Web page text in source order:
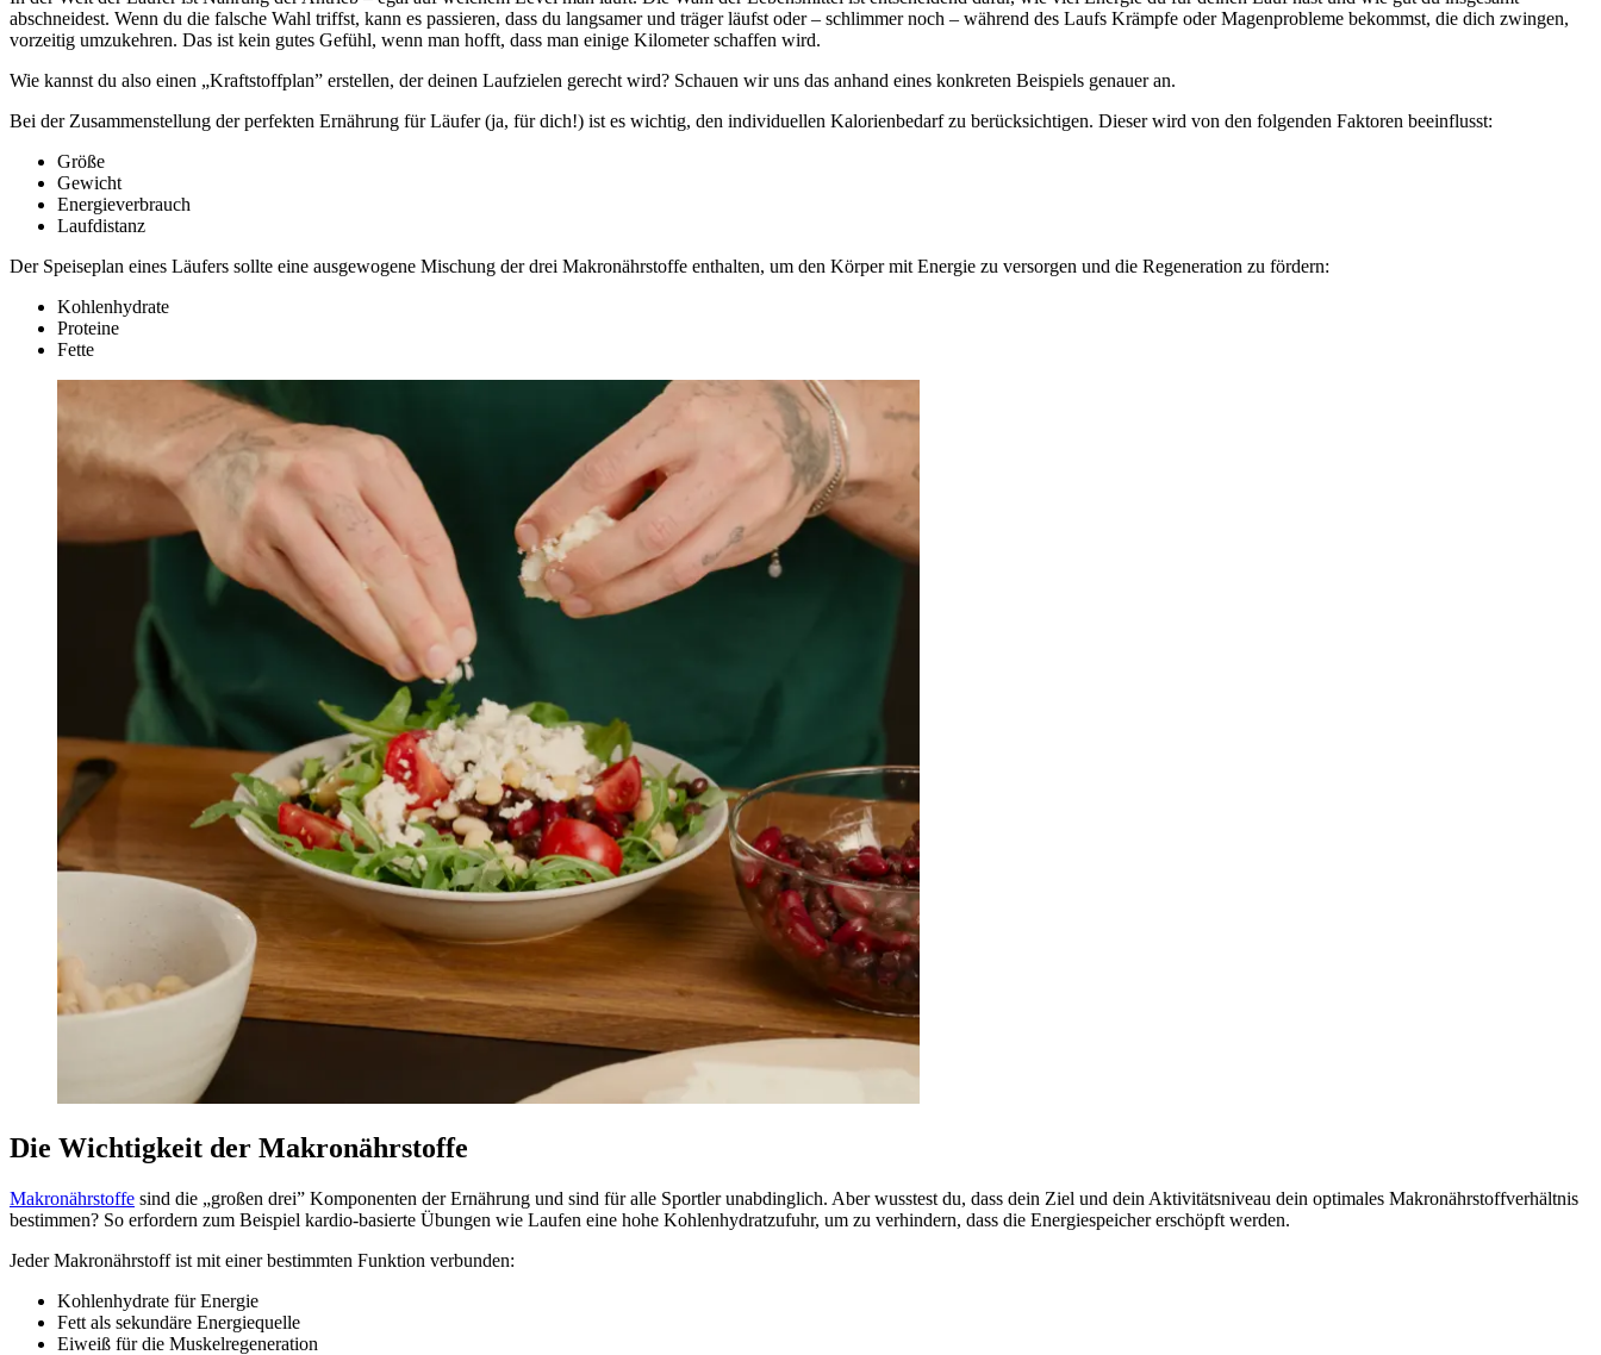
abschneidest. Wenn du die falsche Wahl triffst, kann es passieren, dass du langsamer und träger läufst oder – schlimmer noch – während des Laufs Krämpfe oder Magenprobleme bekommst, die dich zwingen,
vorzeitig umzukehren. Das ist kein gutes Gefühl, wenn man hofft, dass man einige Kilometer schaffen wird.
Wie kannst du also einen „Kraftstoffplan” erstellen, der deinen Laufzielen gerecht wird? Schauen wir uns das anhand eines konkreten Beispiels genauer an.
Bei der Zusammenstellung der perfekten Ernährung für Läufer (ja, für dich!) ist es wichtig, den individuellen Kalorienbedarf zu berücksichtigen. Dieser wird von den folgenden Faktoren beeinflusst:
Größe
Gewicht
Energieverbrauch
Laufdistanz
Der Speiseplan eines Läufers sollte eine ausgewogene Mischung der drei Makronährstoffe enthalten, um den Körper mit Energie zu versorgen und die Regeneration zu fördern:
Kohlenhydrate
Proteine
Fette
Die Wichtigkeit der Makronährstoffe
Makronährstoffe sind die „großen drei” Komponenten der Ernährung und sind für alle Sportler unabdinglich. Aber wusstest du, dass dein Ziel und dein Aktivitätsniveau dein optimales Makronährstoffverhältnis
bestimmen? So erfordern zum Beispiel kardio-basierte Übungen wie Laufen eine hohe Kohlenhydratzufuhr, um zu verhindern, dass die Energiespeicher erschöpft werden.
Jeder Makronährstoff ist mit einer bestimmten Funktion verbunden:
Kohlenhydrate für Energie
Fett als sekundäre Energiequelle
Eiweiß für die Muskelregeneration